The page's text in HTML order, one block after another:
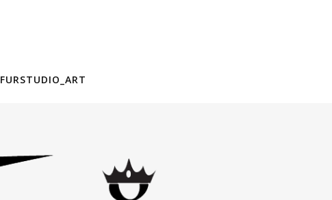
FURSTUDIO_ART